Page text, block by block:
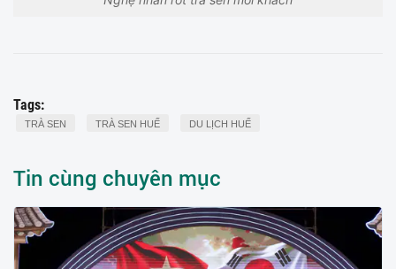
Tags:
TRÀ SEN TRÀ SEN HUẾ DU LỊCH HUẾ
Tin cùng chuyên mục